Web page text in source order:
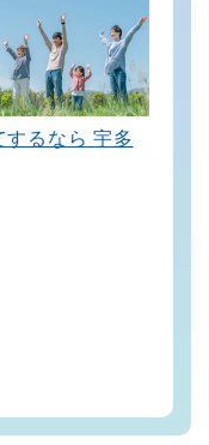
するなら 宇多